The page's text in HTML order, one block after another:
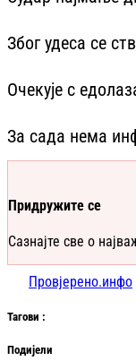
Због удеса се
Очекује с
За сада нема
Придружите се
Сазнајте све о
Провјерено.инфо
Тагови :
Подијели